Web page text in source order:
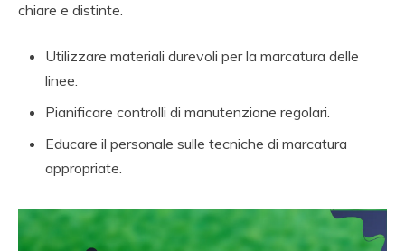
chiare e distinte.
Utilizzare materiali durevoli per la marcatura delle
linee.
Pianificare controlli di manutenzione regolari.
Educare il personale sulle tecniche di marcatura
appropriate.